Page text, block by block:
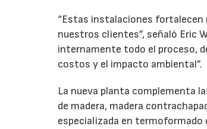
“Estas instalaciones fortalecen
nuestros clientes”, señaló Eric
internamente todo el proceso,
costos y el impacto ambiental”.
La nueva planta complementa
de madera, madera
especializada en termoformado